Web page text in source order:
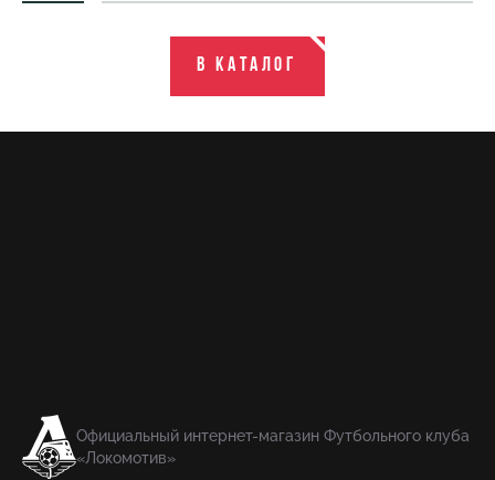
В каталог
Официальный интернет-магазин Футбольного клуба
«Локомотив»